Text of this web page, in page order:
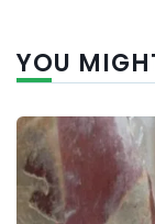
YOU